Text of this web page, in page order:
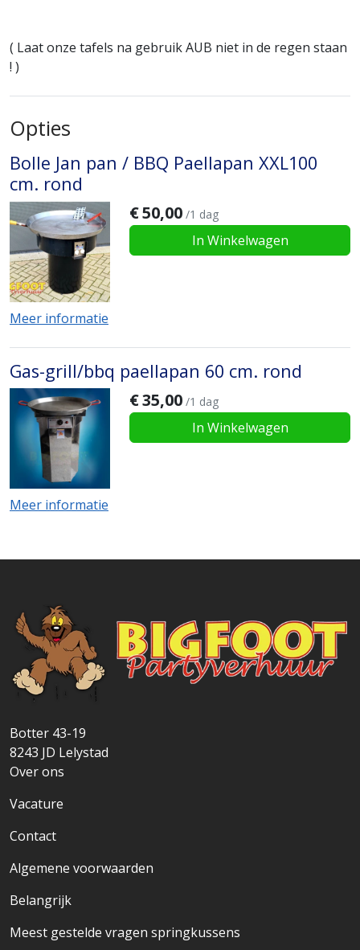
( Laat onze tafels na gebruik AUB niet in de regen staan
! )
Opties
Bolle Jan pan / BBQ Paellapan XXL100
cm. rond
€50,00 /1 dag
In Winkelwagen
Meer informatie
Gas-grill/bbq paellapan 60 cm. rond
€35,00 /1 dag
In Winkelwagen
Meer informatie
Botter 43-19
8243 JD Lelystad
Over ons
Vacature
Contact
Algemene voorwaarden
Belangrijk
Meest gestelde vragen springkussens